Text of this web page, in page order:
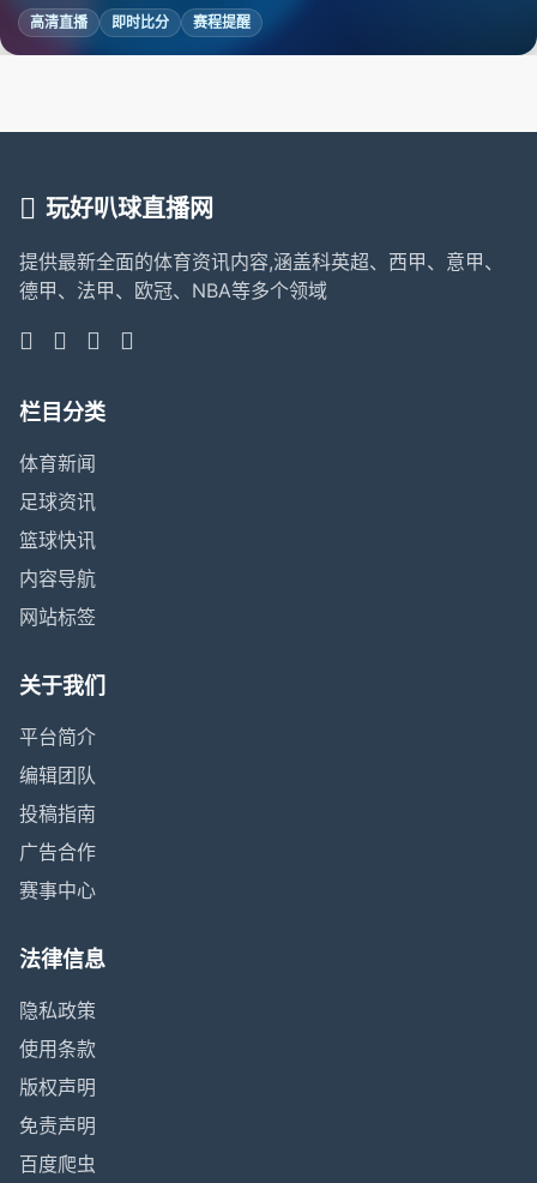
高清直播 即时比分 赛程提醒
玩好叭球直播网
提供最新全面的体育资讯内容,涵盖科英超、西甲、意甲、
德甲、法甲、欧冠、NBA等多个领域
栏目分类
体育新闻
足球资讯
篮球快讯
内容导航
网站标签
关于我们
平台简介
编辑团队
投稿指南
广告合作
赛事中心
法律信息
隐私政策
使用条款
版权声明
免责声明
百度爬虫